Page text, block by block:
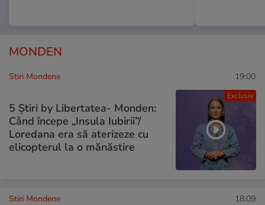
MONDEN
Exclusiv
Stiri Mondene 19:00
5 Știri by Libertatea- Monden:
Când începe „Insula Iubirii”/
Loredana era să aterizeze cu
elicopterul la o mănăstire
Stiri Mondene 18:09